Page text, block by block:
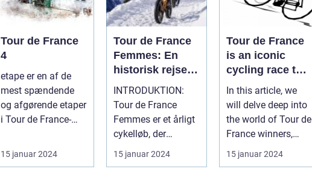
Tour de France
4
etape er en af de
mest spændende
og afgørende etaper
i Tour de France-
denne etape, ...
15 januar 2024
Tour de France
Femmes: En
historisk rejse
gennem
kvinders
cykelløb
INTRODUKTION:
Tour de France
Femmes er et årligt
cykelløb, der
omfatter nogle af
verdens bedste kvi...
15 januar 2024
Tour de France
is an iconic
cycling race that
has captivated
sports and
leisure
enthusiasts for
over a century
In this article, we
will delve deep into
the world of Tour de
France winners,
shedding light on
thei...
15 januar 2024